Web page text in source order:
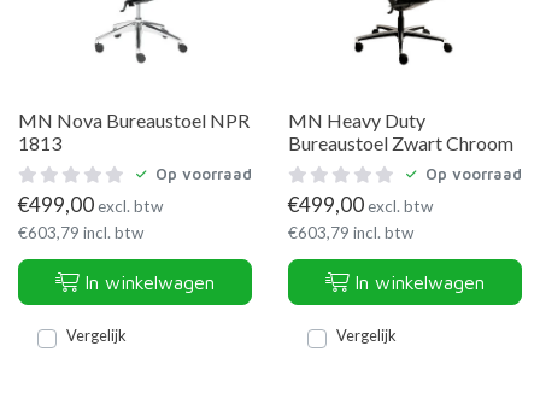
MN Nova Bureaustoel NPR
1813
Op voorraad
€499,00excl. btw
€603,79 incl. btw
In winkelwagen
Vergelijk
MN Heavy Duty
Bureaustoel Zwart Chroom
Op voorraad
€499,00excl. btw
€603,79 incl. btw
In winkelwagen
Vergelijk